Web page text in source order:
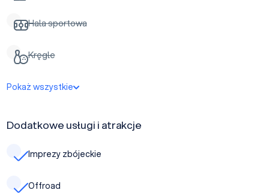
Hala sportowa
Kręgle
Pokaż wszystkie
Dodatkowe usługi i atrakcje
Imprezy zbójeckie
Offroad